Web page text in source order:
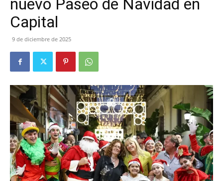
nuevo Paseo de Navidad en
Capital
9 de diciembre de 2025